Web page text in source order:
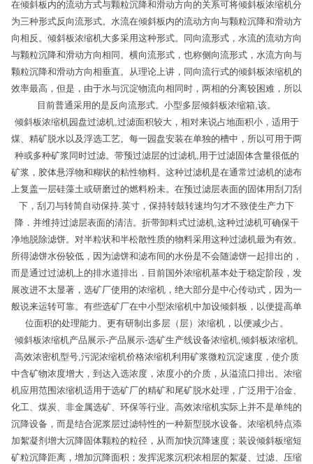
在倾斜板内的流动方式与颗粒沉降和滑动方向的关系可将倾斜板浓缩机分
为三种形式反向流形式。水流在倾斜板内的流动方向与颗粒沉降和滑动方
向相反。倾斜板浓缩机大多采用这种形式。同向流形式，水流的流动方向
与颗粒沉降和滑动方向相同。横向流形式，也称侧向流形式，水流方向与
颗粒沉降和滑动方向相垂直。从理论上讲，同向流行式的倾斜板浓缩机的
效率最高，但是，由于水与沉淀物流向相同时，两相的分离较困难，所以
目前普通采用的是反向流形式。小型多层倾斜板浓缩箱,该。
倾斜板浓缩机园盘过滤机,过滤面积较大，相对来说占地面积小，适用于
煤、精矿脱水以及浮选工艺。每一园盘安装在单独的槽中，所以可用于两
种或多种矿浆同时过滤。带预过滤层的过滤机,用于过滤固体含量很低的
矿浆，胶体悬浮物和糊状的粘性物料。这种过滤机是在通常过滤机的滤布
上复盖一层硅藻土或研磨过的燃料粉未。在预过滤层表面的固体用刮刀刮
下，刮刀与转简自动保持.英寸，保持转鼓转速均匀才不致使生产力下
降．并维持过滤层表面的清洁。折带卸料式过滤机,这种过滤机可确保干
净地脱除滤饼。对半粒状和半松散性质的物料采用这种过滤机最为有效。
所得滤饼水份较低，因为滤饼和滤布间的水份是不会随滤饼一起排出的，
而是通过过滤机上的排水道排出．目前国外浓缩机基本处于稳定阶段，发
展改进不太显著，选矿厂使用的浓缩机，绝大部分是中心传动式，因为一
般说来运转可靠。有些选矿厂在中小型浓缩机中加设倾斜板，以便提高单
位面积的处理能力。更有研制出多层（层）浓缩机，以便减少占。
倾斜板浓缩机产品展示-产品展示-选矿生产线设备浓缩机,倾斜板浓缩机,
高效浓密机型号,污泥浓缩机价格浓缩机利用矿浆微粒沉淀速度，使介质
中含矿物浓度增大，到达入选浓度，浓度小的介质，从溢流口排出。浓缩
机应用范围浓缩机适用于选矿厂的精矿和尾矿脱水处理，广泛用于冶金、
化工、煤炭、非金属选矿、环保等行业。高效浓缩机实际上并不是单纯的
沉降设备，而是结合泥浆层过滤特性的一种新型脱水设备。浓缩机特点添
加絮凝剂增大沉降固体颗粒的粒径，从而加快沉降速度；装设倾斜板缩短
矿粒沉降距离，增加沉降面积；发挥泥浆沉积浓相层的絮凝、过滤、压缩